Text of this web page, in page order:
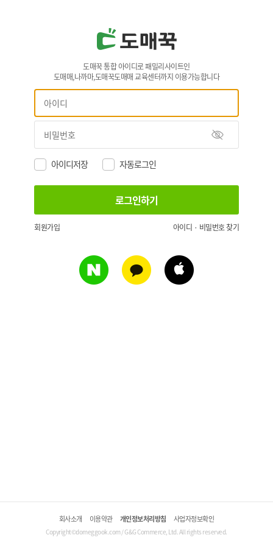
도매꾹 통합 아이디로 패밀리사이트인
도매매,나까마,도매꾹도매매 교육센터까지 이용가능합니다
아이디저장 자동로그인
회원가입 아이디 · 비밀번호 찾기
회사소개 이용약관 개인정보처리방침 사업자정보확인
Copyright©domeggook.com / G&G Commerce, Ltd. All rights reserved.